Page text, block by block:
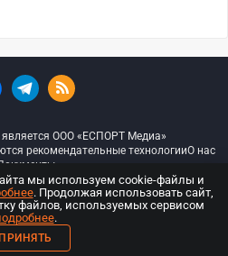
является ООО «ЕСПОРТ Медиа»
рекомендательные технологииО нас
— Все права защищены
18+
мы используем cookie-файлы и
. Продолжая использовать сайт,
файлов, используемых сервисом
.
ПРИНЯТЬ